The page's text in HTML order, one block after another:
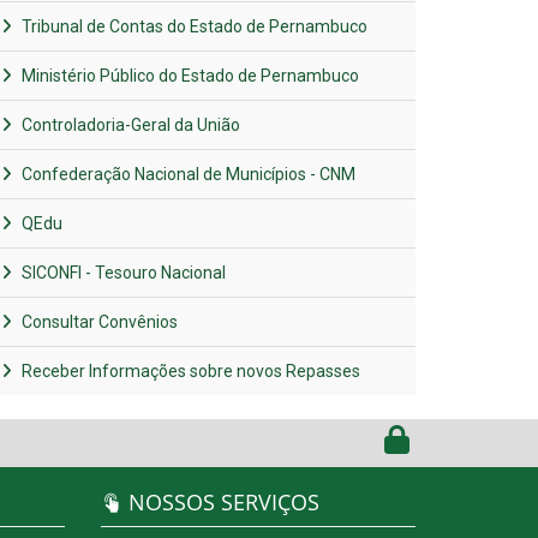
Tribunal de Contas do Estado de Pernambuco
Ministério Público do Estado de Pernambuco
Controladoria-Geral da União
Confederação Nacional de Municípios - CNM
QEdu
SICONFI - Tesouro Nacional
Consultar Convênios
Receber Informações sobre novos Repasses
NOSSOS SERVIÇOS